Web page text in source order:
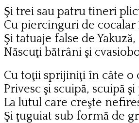
Şi trei sau patru tineri
Cu piercinguri de cocalar
Şi tatuaje false de Yakuză,
Născuţi bătrâni şi
Cu toţii sprijiniţi în câte o
Privesc şi scuipă, scuipă
La lutul care creşte
Şi ţuguiat sub formă de